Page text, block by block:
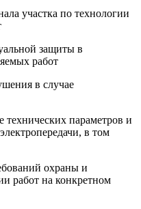
участка по технологии
защиты в
работ
в случае
технических параметров и
в том
охраны и
работ на конкретном